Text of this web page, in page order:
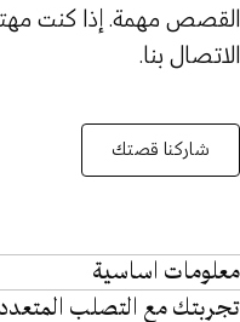
القصص مهمة. إذا كنت
الاتصال بنا.
شاركنا قصتك
معلومات اساسية
تجربتك مع التصلب المتعدد